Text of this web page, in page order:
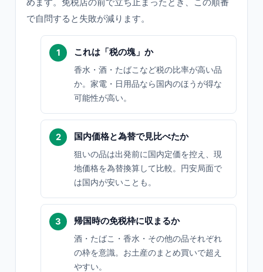
で自問すると失敗が減ります。
これは「税の塊」か
香水・酒・たばこなど税の比率が高い品
か。家電・日用品なら国内のほうが得な
可能性が高い。
国内価格と為替で見比べたか
狙いの品は出発前に国内定価を控え、現
地価格を為替換算して比較。円安局面で
は国内が安いことも。
帰国時の免税枠に収まるか
酒・たばこ・香水・その他の品それぞれ
の枠を意識。お土産のまとめ買いで超え
やすい。